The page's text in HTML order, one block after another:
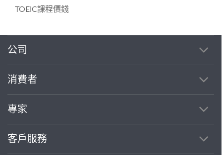
TOEIC課程價錢
公司
消費者
專家
客戶服務